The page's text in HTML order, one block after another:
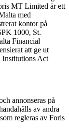
MT Limited är ett
med
kontor på
1000, St.
Financial
att ge ut
Institutions Act
annonseras på
av andra
regleras av Foris